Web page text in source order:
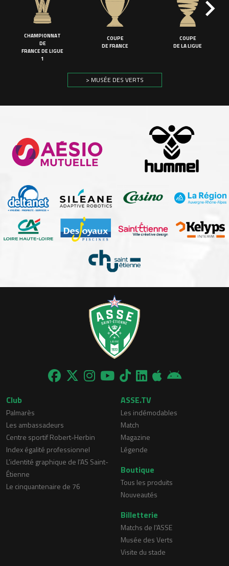
CHAMPIONNAT
DE
FRANCE DE LIGUE
1
COUPE
DE FRANCE
COUPE
DE LA LIGUE
> MUSÉE DES VERTS
Club
Palmarès
Les ambassadeurs
Centre sportif Robert-Herbin
Index égalité professionnel
L'identité graphique de l'AS Saint-
Étienne
Le cinquantenaire de 76
ASSE.TV
Les indémodables
Match
Magazine
Légende
Boutique
Tous les produits
Nouveautés
Billetterie
Matchs de l'ASSE
Musée des Verts
Visite du stade